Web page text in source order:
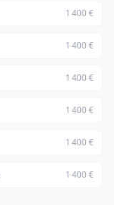
1 400 €
1 400 €
1 400 €
1 400 €
1 400 €
1 400 €